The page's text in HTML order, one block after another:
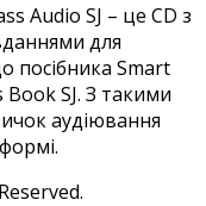
Audio SJ – це CD з
для
посібника Smart
SJ. З такими
аудіювання